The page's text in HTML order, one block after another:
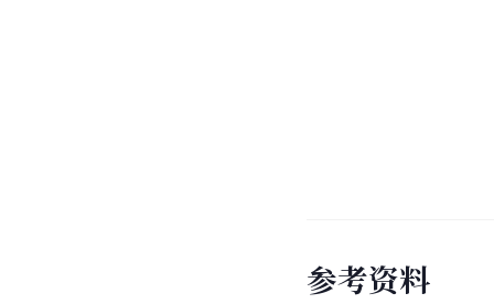
参考资料